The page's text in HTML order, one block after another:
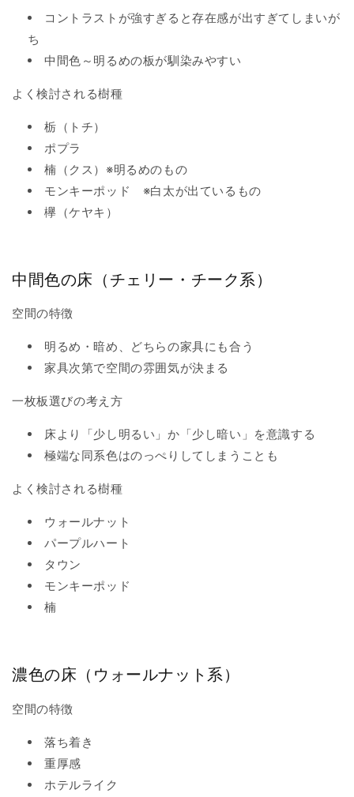
コントラストが強すぎると存在感が出すぎてしまいが
ち
中間色～明るめの板が馴染みやすい
よく検討される樹種
栃（トチ）
ポプラ
楠（クス）※明るめのもの
モンキーポッド ※白太が出ているもの
欅（ケヤキ）
中間色の床（チェリー・チーク系）
空間の特徴
明るめ・暗め、どちらの家具にも合う
家具次第で空間の雰囲気が決まる
一枚板選びの考え方
床より「少し明るい」か「少し暗い」を意識する
極端な同系色はのっぺりしてしまうことも
よく検討される樹種
ウォールナット
パープルハート
タウン
モンキーポッド
楠
濃色の床（ウォールナット系）
空間の特徴
落ち着き
重厚感
ホテルライク